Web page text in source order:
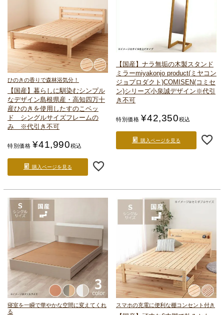
ひのきの香りで森林浴気分！
【国産】暮らしに馴染むシンプル
なデザイン島根県産・高知四万十
産ひのきを使用したすのこベッ
ド シングルサイズフレームの
み ※代引き不可
特別価格 ¥41,990税込
購入ページを見る
【国産】ナラ無垢の木製スタンド
ミラーmiyakonjo product(ミヤコン
ジョプロダクト)COMISEN(コミセ
ン)シリーズ小泉誠デザイン ※代引
き不可
特別価格 ¥42,350税込
購入ページを見る
寝室を一瞬で華やかな空間に変えてくれ
る
スマホの充電に便利な棚コンセント付き